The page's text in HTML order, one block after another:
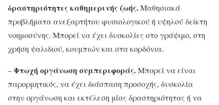
δραστηριότητες καθημερινής ζωής.Μαθησιακά
προβλήματα ανεξαρτήτου φυσιολογικού ή υψηλού δείκτη
νοημοσύνης. Μπορεί να έχει δυσκολίες στο γράψιμο, στη
χρήση ψαλιδιού, κουμπιών και στα κορδόνια.
–Φτωχή οργάνωση συμπεριφοράς.Μπορεί να είναι
παρορμητικός, να έχει διάσπαση προσοχής, δυσκολία
στην οργάνωση και εκτέλεση μίας δραστηριότητας ή να